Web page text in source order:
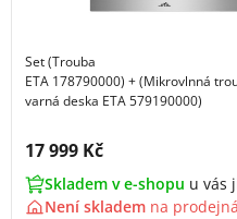
Set (Trouba
ETA 178790000) + (Mikrovlnná
varná deska ETA 579190000)
Cena s DPH:
17 999 Kč
Skladem v e-shopu u vás
Není skladem na